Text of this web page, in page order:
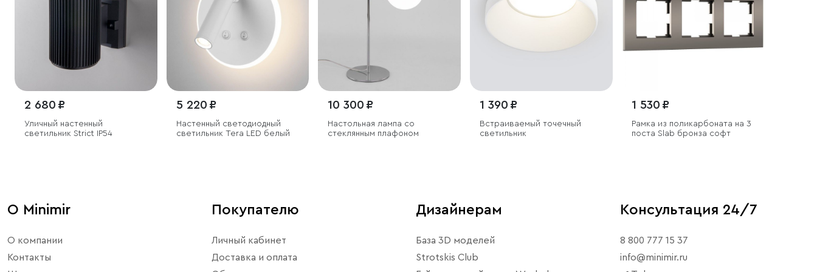
2 680 ₽
Уличный настенный
светильник Strict IP54
5 220 ₽
Настенный светодиодный
светильник Tera LED белый
10 300 ₽
Настольная лампа со
стеклянным плафоном
1 390 ₽
Встраиваемый точечный
светильник
1 530 ₽
Рамка из поликарбоната на 3
поста Slab бронза софт
О Minimir
О компании
Контакты
Покупателю
Личный кабинет
Доставка и оплата
Дизайнерам
База 3D моделей
Strotskis Club
Консультация 24/7
8 800 777 15 37
info@minimir.ru